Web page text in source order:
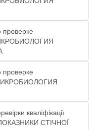
кваліфікації
СТІЧНОЇ